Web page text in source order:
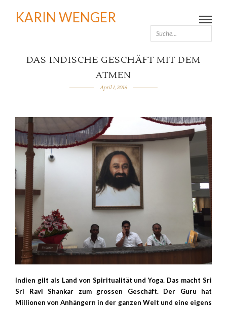
KARIN WENGER
DAS INDISCHE GESCHÄFT MIT DEM
ATMEN
April 1, 2016
Indien gilt als Land von Spiritualität und Yoga. Das macht Sri
Sri Ravi Shankar zum grossen Geschäft. Der Guru hat
Millionen von Anhängern in der ganzen Welt und eine eigens